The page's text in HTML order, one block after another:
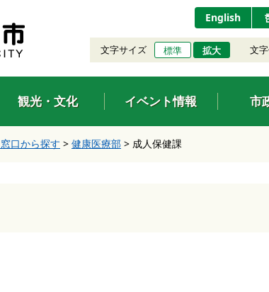
English
文字サイズ 標準 拡大 文
観光・文化 イベント情報 市
口から探す > 健康医療部 > 成人保健課